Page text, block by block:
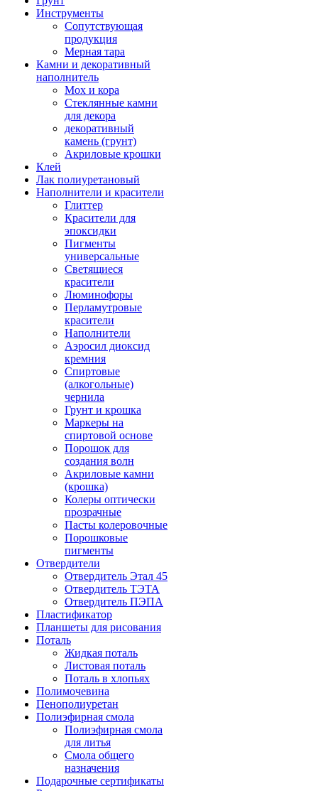
Инструменты
Сопутствующая
продукция
Мерная тара
Камни и декоративный
наполнитель
Мох и кора
Стеклянные камни
для декора
декоративный
камень (грунт)
Акриловые крошки
Клей
Лак полиуретановый
Наполнители и красители
Глиттер
Красители для
эпоксидки
Пигменты
универсальные
Светящиеся
красители
Люминофоры
Перламутровые
красители
Наполнители
Аэросил диоксид
кремния
Спиртовые
(алкогольные)
чернила
Грунт и крошка
Маркеры на
спиртовой основе
Порошок для
создания волн
Акриловые камни
(крошка)
Колеры оптически
прозрачные
Пасты колеровочные
Порошковые
пигменты
Отвердители
Отвердитель Этал 45
Отвердитель ТЭТА
Отвердитель ПЭПА
Пластификатор
Планшеты для рисования
Поталь
Жидкая поталь
Листовая поталь
Поталь в хлопьях
Полимочевина
Пенополиуретан
Полиэфирная смола
Полиэфирная смола
для литья
Смола общего
назначения
Подарочные сертификаты